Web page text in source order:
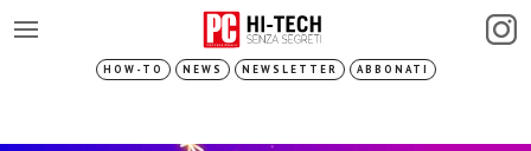
HOW-TO NEWS NEWSLETTER ABBONATI